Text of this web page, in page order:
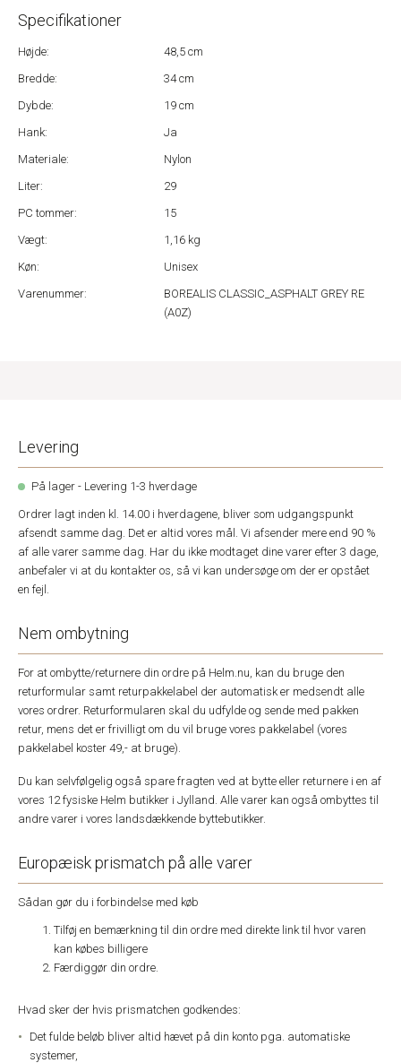
Specifikationer
Højde:
48,5 cm
Bredde:
34 cm
Dybde:
19 cm
Hank:
Ja
Materiale:
Nylon
Liter:
29
PC tommer:
15
Vægt:
1,16 kg
Køn:
Unisex
Varenummer:
BOREALIS CLASSIC_ASPHALT GREY RE
(A0Z)
Levering
På lager - Levering 1-3 hverdage
Ordrer lagt inden kl. 14.00 i hverdagene, bliver som udgangspunkt
afsendt samme dag. Det er altid vores mål. Vi afsender mere end 90 %
af alle varer samme dag. Har du ikke modtaget dine varer efter 3 dage,
anbefaler vi at du kontakter os, så vi kan undersøge om der er opstået
en fejl.
Nem ombytning
For at ombytte/returnere din ordre på Helm.nu, kan du bruge den
returformular samt returpakkelabel der automatisk er medsendt alle
vores ordrer. Returformularen skal du udfylde og sende med pakken
retur, mens det er frivilligt om du vil bruge vores pakkelabel (vores
pakkelabel koster 49,- at bruge).
Du kan selvfølgelig også spare fragten ved at bytte eller returnere i en af
vores 12 fysiske Helm butikker i Jylland. Alle varer kan også ombyttes til
andre varer i vores landsdækkende byttebutikker.
Europæisk prismatch på alle varer
Sådan gør du i forbindelse med køb
Tilføj en bemærkning til din ordre med direkte link til hvor varen
kan købes billigere
Færdiggør din ordre.
Hvad sker der hvis prismatchen godkendes:
Det fulde beløb bliver altid hævet på din konto pga. automatiske
systemer,